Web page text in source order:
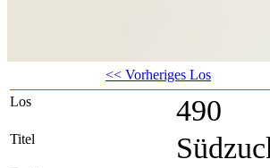
<< Vorheriges Los
Los
490
Titel